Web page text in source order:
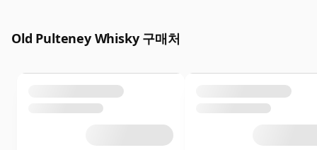
Old Pulteney Whisky 구매처